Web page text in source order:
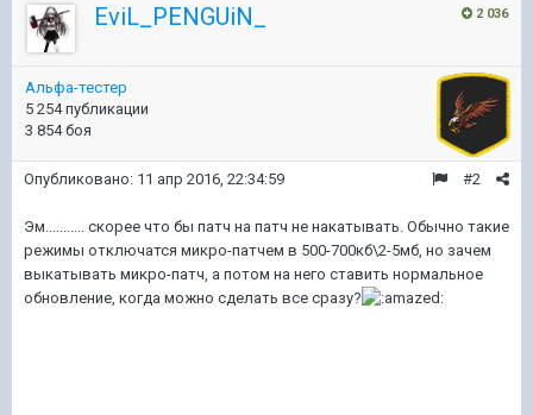
2 036
EviL_PENGUiN_
Альфа-тестер
5 254 публикации
3 854 боя
#2
Опубликовано: 11 апр 2016, 22:34:59
Эм........... скорее что бы патч на патч не накатывать. Обычно такие
режимы отключатся микро-патчем в 500-700кб\2-5мб, но зачем
выкатывать микро-патч, а потом на него ставить нормальное
обновление, когда можно сделать все сразу?